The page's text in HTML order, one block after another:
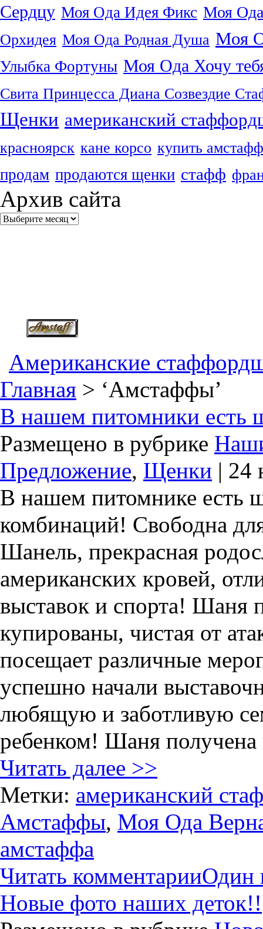
Сердцу Моя Ода Идея Фикс Моя
Орхидея Моя Ода Родная Душа Моя
Улыбка Фортуны Моя Ода Хочу
Свита Принцесса Диана Созвездие
Щенки американский
красноярск кане корсо купить
продам продаются щенки стафф
Архив сайта
Американские
Главная > ‘Амстаффы’
В нашем питомники есть
Размещено в рубрике
Предложение, Щенки | 24
В нашем питомнике есть
комбинаций! Свободна
Шанель, прекрасная
американских кровей,
выставок и спорта! Шаня
купированы, чистая от
посещает различные
успешно начали
любящую и заботливую
ребенком! Шаня получена
Читать далее >>
Метки: американский
Амстаффы, Моя Ода
амстаффа
Читать комментарииОдин
Новые фото наших деток!!